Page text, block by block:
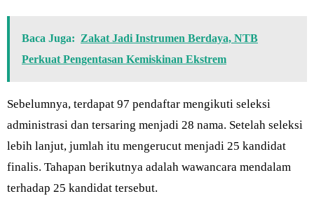
Baca Juga: Zakat Jadi Instrumen Berdaya, NTB
Perkuat Pengentasan Kemiskinan Ekstrem
Sebelumnya, terdapat 97 pendaftar mengikuti seleksi
administrasi dan tersaring menjadi 28 nama. Setelah seleksi
lebih lanjut, jumlah itu mengerucut menjadi 25 kandidat
finalis. Tahapan berikutnya adalah wawancara mendalam
terhadap 25 kandidat tersebut.